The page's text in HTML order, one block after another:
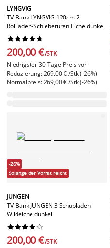
LYNGVIG
TV-Bank LYNGVIG 120cm 2
Rollladen-Schiebetüren Eiche dunkel






200,00 €/STK
Niedrigster 30-Tage-Preis vor
Reduzierung: 269,00 € /Stk (-26%)
Normalpreis: 269,00 € /Stk (-26%)
-26%
Solange der Vorrat reicht
JUNGEN
TV-Bank JUNGEN 3 Schubladen
Wildeiche dunkel






200,00 €/STK